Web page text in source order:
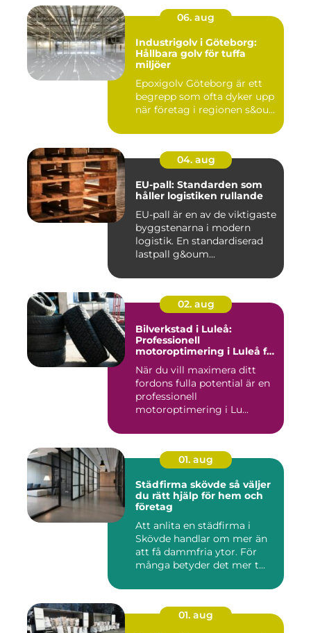
06. aug
Industrigolv i Göteborg:
Hållbara golv för tuffa
miljöer
Epoxigolv Göteborg är ett
begrepp som ofta dyker upp
när företag i regionen s&ou...
04. aug
EU-pall: Standarden som
håller logistiken rullande
EU-pall är en av de viktigaste
byggstenarna i modern
logistik. En standardiserad
lastpall g&oum...
02. aug
Bilverkstad i Luleå:
Professionell
motoroptimering i Luleå för
När du vill maximera ditt
fordons fulla potential är en
professionell
motoroptimering i Lu...
01. aug
Städfirma skövde så väljer
du rätt hjälp för hem och
företag
Att anlita en städfirma i
Skövde handlar om mer än
att få dammfria ytor. För
många betyder det mer t...
01. aug